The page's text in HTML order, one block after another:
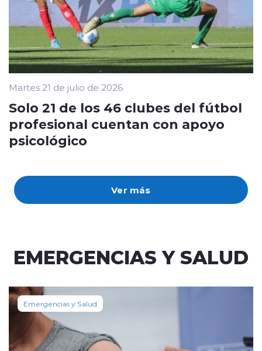
Ver más
Martes 21 de julio de 2026
Solo 21 de los 46 clubes del fútbol
profesional cuentan con apoyo
psicológico
EMERGENCIAS Y SALUD
Emergencias y Salud